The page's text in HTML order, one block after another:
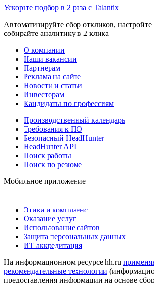
Ускорьте подбор в 2 раза с Talantix
Автоматизируйте сбор откликов, настройте
собирайте аналитику в 2 клика
О компании
Наши вакансии
Партнерам
Реклама на сайте
Новости и статьи
Инвесторам
Кандидаты по профессиям
Производственный календарь
Требования к ПО
Безопасный HeadHunter
HeadHunter API
Поиск работы
Поиск по резюме
Мобильное приложение
Этика и комплаенс
Оказание услуг
Использование сайтов
Защита персональных данных
ИТ аккредитация
На информационном ресурсе hh.ru
рекомендательные технологии
предоставления информации на основе